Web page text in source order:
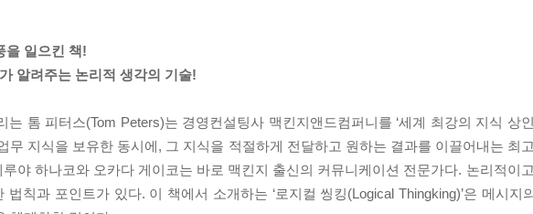
을 일으킨 책!
알려주는 논리적 생각의 기술!
는 톰 피터스(Tom Peters)는 경영컨설팅사 맥킨지앤드컴퍼니를 ‘세계 최강의 지식 상
무 지식을 보유한 동시에, 그 지식을 적절하게 전달하고 원하는 결과를 이끌어내는 최
루야 하나코와 오카다 게이코는 바로 맥킨지 출신의 커뮤니케이션 전문가다. 논리적이
칙과 포인트가 있다. 이 책에서 소개하는 ‘로지컬 씽킹(Logical Thingking)’은 메시지